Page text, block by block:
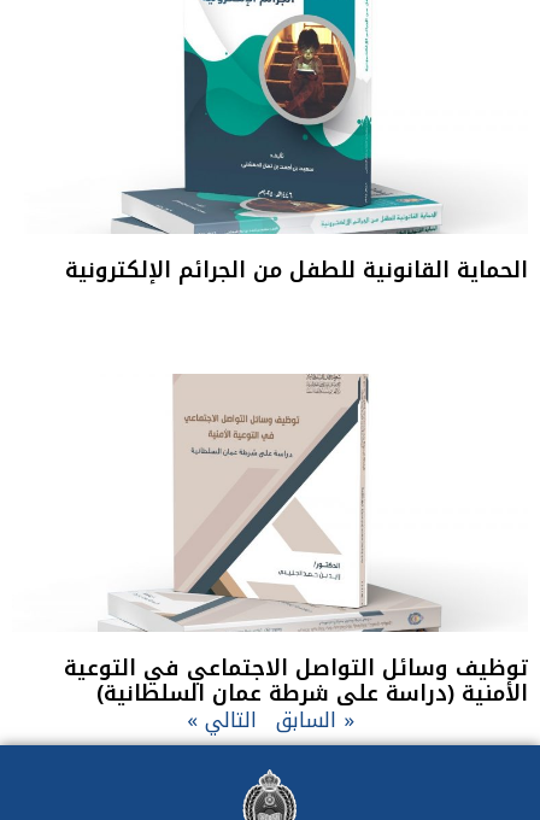
الحماية القانونية للطفل من الجرائم الإلكترونية
توظيف وسائل التواصل الاجتماعي في التوعية
الأمنية (دراسة على شرطة عمان السلطانية)
« السابق التالي »